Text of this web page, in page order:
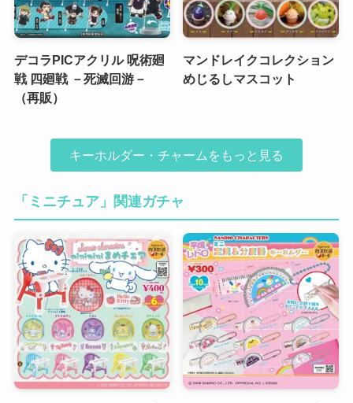
デコラPICアクリル 呪術廻
戦 四廻戦 －死滅回游－
（再販）
マンドレイクコレクション
めじるしマスコット
キーホルダー・チャームをもっと見る
「ミニチュア」関連ガチャ